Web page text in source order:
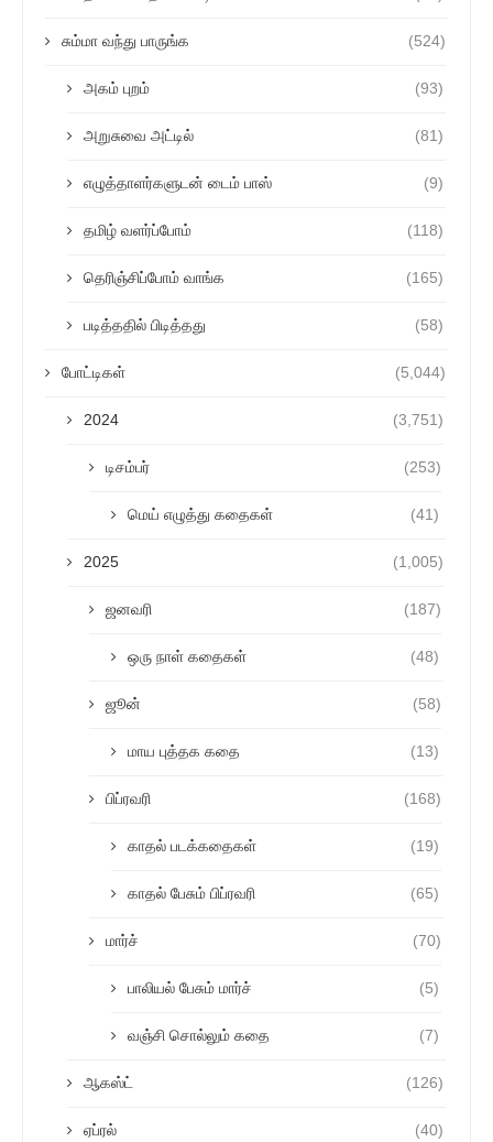
சும்மா வந்து பாருங்க (524)
அகம் புறம் (93)
அறுசுவை அட்டில் (81)
எழுத்தாளர்களுடன் டைம் பாஸ் (9)
தமிழ் வளர்ப்போம் (118)
தெரிஞ்சிப்போம் வாங்க (165)
படித்ததில் பிடித்தது (58)
போட்டிகள் (5,044)
2024 (3,751)
டிசம்பர் (253)
மெய் எழுத்து கதைகள் (41)
2025 (1,005)
ஜனவரி (187)
ஒரு நாள் கதைகள் (48)
ஜூன் (58)
மாய புத்தக கதை (13)
பிப்ரவரி (168)
காதல் படக்கதைகள் (19)
காதல் பேசும் பிப்ரவரி (65)
மார்ச் (70)
பாலியல் பேசும் மார்ச் (5)
வஞ்சி சொல்லும் கதை (7)
ஆகஸ்ட் (126)
ஏப்ரல் (40)